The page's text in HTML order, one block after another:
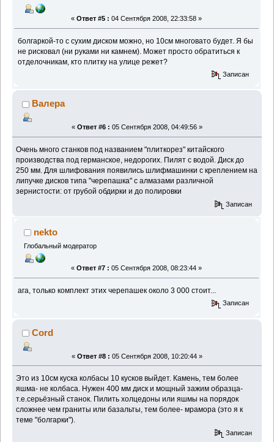
« Ответ #5 : 04 Сентября 2008, 22:33:58 »
болгаркой-то с сухим диском можно, но 10см многовато будет. Я бы
не рисковал (ни руками ни камнем). Может просто обратиться к
отделочникам, кто плитку на улице режет?
Записан
Валера
« Ответ #6 : 05 Сентября 2008, 04:49:56 »
Очень много станков под названием "плиткорез" китайского
производства под германское, недорогих. Пилят с водой. Диск до
250 мм. Для шлифования появились шлифмашинки с креплением на
липучке дисков типа "черепашка" с алмазами различной
зернистости: от грубой обдирки и до полировки
Записан
nekto
Глобальный модератор
« Ответ #7 : 05 Сентября 2008, 08:23:44 »
ага, только комплект этих черепашек около 3 000 стоит...
Записан
Cord
« Ответ #8 : 05 Сентября 2008, 10:20:44 »
Это из 10см куска колбасы 10 кусков выйдет. Камень, тем более
яшма- не колбаса. Нужен 400 мм диск и мощный зажим образца-
т.е.серьёзный станок. Пилить холцедоны или яшмы на порядок
сложнее чем граниты или базальты, тем более- мрамора (это я к
теме "болгарки").
Записан